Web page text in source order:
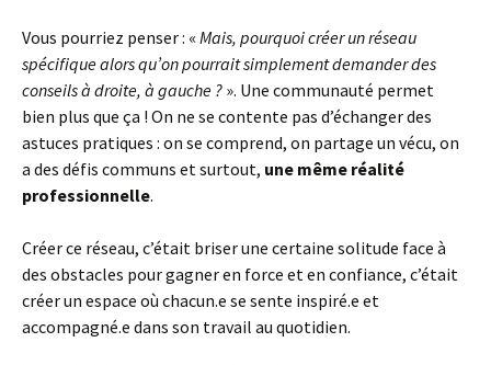
Vous pourriez penser : « Mais, pourquoi créer un réseau
spécifique alors qu’on pourrait simplement demander des
conseils à droite, à gauche ? ». Une communauté permet
bien plus que ça ! On ne se contente pas d’échanger des
astuces pratiques : on se comprend, on partage un vécu, on
a des défis communs et surtout, une même réalité
professionnelle.
Créer ce réseau, c’était briser une certaine solitude face à
des obstacles pour gagner en force et en confiance, c’était
créer un espace où chacun.e se sente inspiré.e et
accompagné.e dans son travail au quotidien.